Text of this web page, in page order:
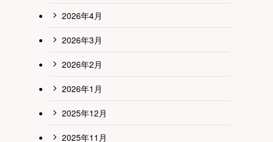
2026年4月
2026年3月
2026年2月
2026年1月
2025年12月
2025年11月